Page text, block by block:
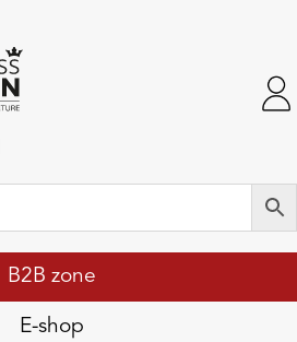
B2B zone
E-shop